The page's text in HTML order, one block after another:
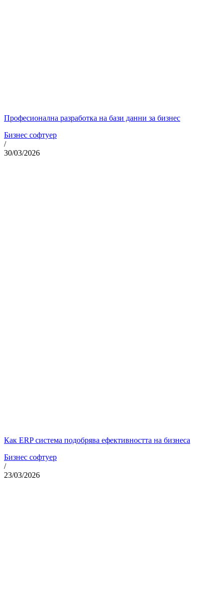
Професионална разработка на бази данни за бизнес
Бизнес софтуер
/
30/03/2026
Как ERP система подобрява ефективността на бизнеса
Бизнес софтуер
/
23/03/2026